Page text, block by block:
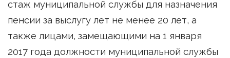
стаж муниципальной службы для назначения
пенсии за выслугу лет не менее 20 лет, а
также лицами, замещающими на 1 января
2017 года должности муниципальной службы